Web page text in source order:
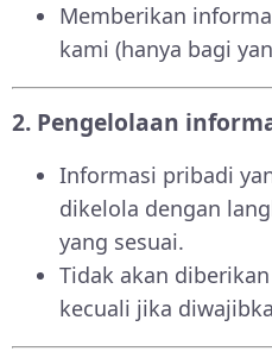
Memberikan
kami (hanya bagi
2. Pengelolaan
Informasi pribadi
dikelola dengan
yang sesuai.
Tidak akan
kecuali jika